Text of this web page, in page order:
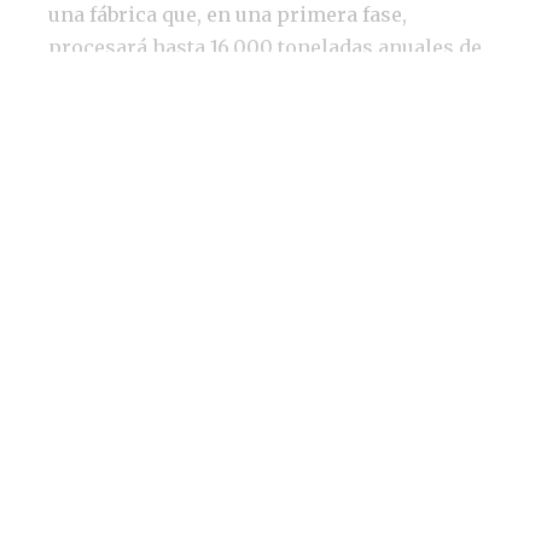
una fábrica que, en una primera fase,
procesará hasta 16.000 toneladas anuales de